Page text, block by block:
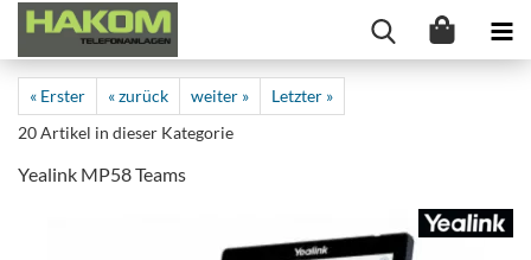
« Erster « zurück weiter »
Letzter »
20Artikel in dieser Kategorie
Yealink MP58 Teams